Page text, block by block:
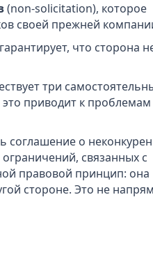
(non-solicitation), которое
своей прежней
что сторона
три
приводит к проблемам
соглашение о
связанных с
правовой принцип: она
стороне. Это не